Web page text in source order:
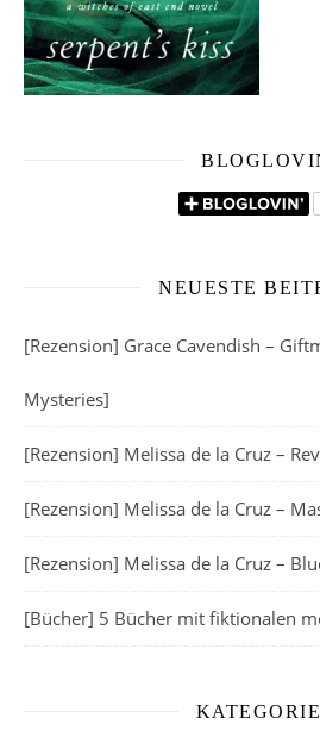
NEUESTE
[Rezension] Grace Cavendish –
Mysteries]
[Rezension] Melissa de la Cruz –
[Rezension] Melissa de la Cruz –
[Rezension] Melissa de la Cruz –
[Bücher] 5 Bücher mit fiktionalen